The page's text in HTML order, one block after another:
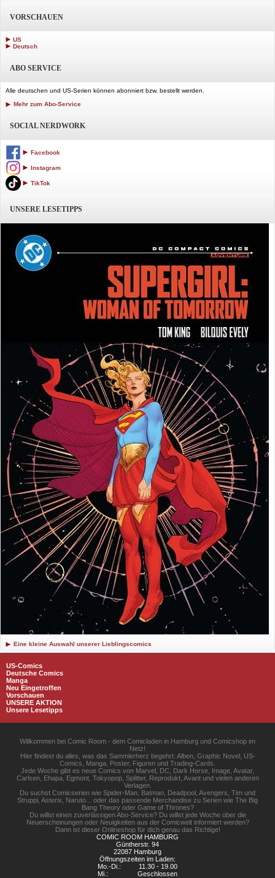
VORSCHAUEN
US
Deutsch
ABO SERVICE
Alle deutschen und US-Serien können abonniert bzw. bestellt werden.
Mehr zum Abo-Service
SOCIAL NERDWORK
Facebook
Instagram
TikTok
UNSERE LESETIPPS
Eine kleine Auswahl unserer Lieblingscomics
US-Comics
Deutsche Comics
Manga
Neu Eingetroffen
Vorschauen
UNSERE AKTION
Unsere Lesetipps
Willkommen bei Comic Room - dem Comicladen in Hamburg und Comicshop im
Netz!
Hier findest du alles, was das Sammlerherz begehrt: Alben, Graphic Novel, US-
Comics, Manga, Poster, Figuren und Trading-Cards.
Jede Woche gibt es neue Comics von Marvel, DC, Dark Horse, Image, Avatar,
Carlsen, Ehapa, Egmont, Tokyopop, Splitter, Reprodukt, Avant und vielen anderen
Verlagen.
Du suchst Comicserien wie Spider-Man, Batman, Deadpool, Avengers, Tim und
Struppi, Asterix, Naruto... oder das passende Merchandise zu Serien wie The Big
Bang Theory oder Game of Thrones?
Du willst einen zuverlässigen Abo-Service? Du willst jede Woche über die
Neuerscheinungen oder Neuigkeiten aus der Comicwelt informiert werden?
Dann ist dieser Onlineshop für dich genau das Richtige!
COMIC ROOM HAMBURG
Güntherstr. 94
22087 Hamburg
Öffnungszeiten im Laden:
Mo.-Di.:
11.30 - 19.00
Mi.:
Geschlossen